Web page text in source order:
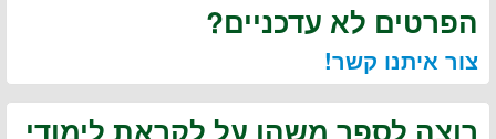
הפרטים לא עדכניים?
צור איתנו קשר!
רוצה לספר משהו על לקראת לימודי